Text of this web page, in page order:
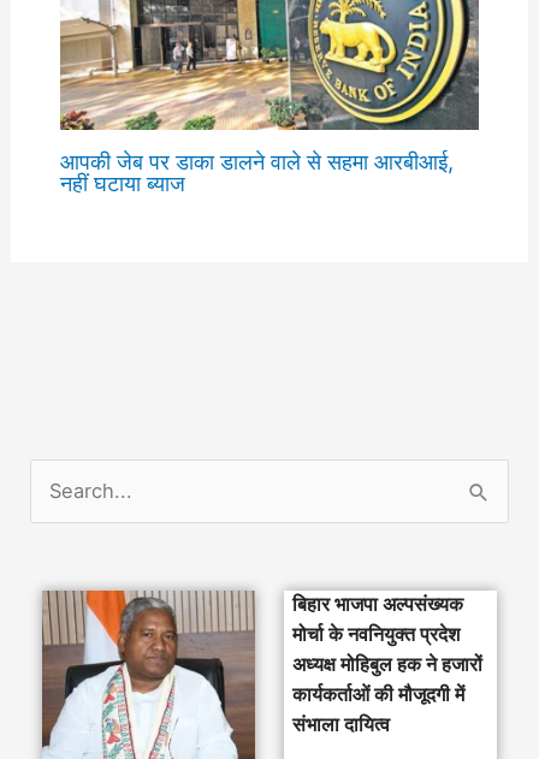
आपकी जेब पर डाका डालने वाले से सहमा आरबीआई,
नहीं घटाया ब्याज
बिहार भाजपा अल्पसंख्यक
मोर्चा के नवनियुक्त प्रदेश
अध्यक्ष मोहिबुल हक ने हजारों
कार्यकर्ताओं की मौजूदगी में
संभाला दायित्व